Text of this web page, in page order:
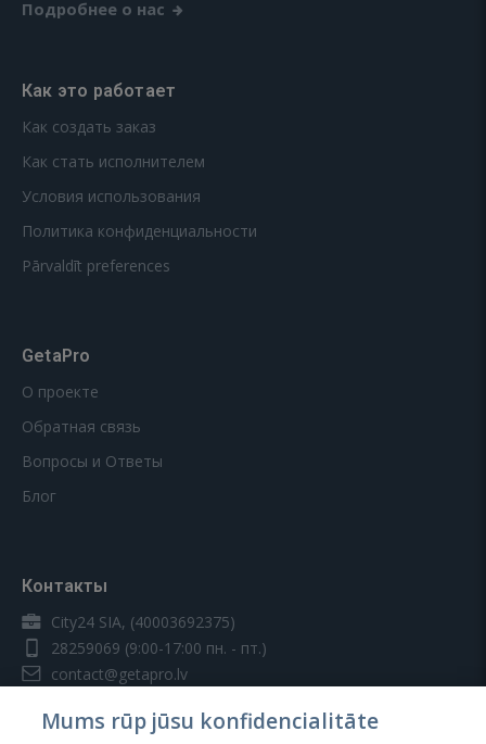
Подробнее о нас
Как это работает
Как создать заказ
Как стать исполнителем
Условия использования
Политика конфиденциальности
Pārvaldīt preferences
GetaPro
О проекте
Обратная связь
Вопросы и Ответы
Блог
Контакты
City24 SIA, (40003692375)
28259069 (9:00-17:00 пн. - пт.)
contact@getapro.lv
Mums rūp jūsu konfidencialitāte